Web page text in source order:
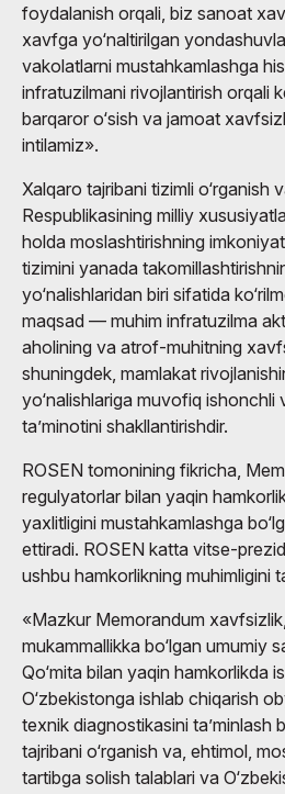
foydalanish orqali, biz sanoat
xavfga yo‘naltirilgan
vakolatlarni mustahkamlashga
infratuzilmani rivojlantirish orqali
barqaror o‘sish va jamoat
intilamiz».
Xalqaro tajribani tizimli o‘rganish
Respublikasining milliy
holda moslashtirishning
tizimini yanada
yo‘nalishlaridan biri sifatida
maqsad — muhim infratuzilma
aholining va atrof-muhitning
shuningdek, mamlakat
yo‘nalishlariga muvofiq ishonchli
ta’minotini shakllantirishdir.
ROSEN tomonining fikricha,
regulyatorlar bilan yaqin
yaxlitligini mustahkamlashga
ettiradi. ROSEN katta vitse-
ushbu hamkorlikning muhimligini
«Mazkur Memorandum
mukammallikka bo‘lgan umumiy
Qo‘mita bilan yaqin hamkorlikda
O‘zbekistonga ishlab chiqarish
texnik diagnostikasini ta’minlash
tajribani o‘rganish va, ehtimol,
tartibga solish talablari va